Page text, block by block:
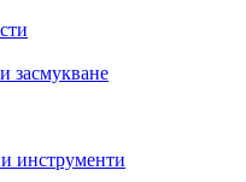
засмукване
инструменти